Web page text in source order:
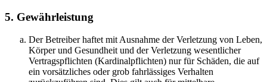
5. Gewährleistung
Der Betreiber haftet mit Ausnahme der Verletzung von Leben,
Körper und Gesundheit und der Verletzung wesentlicher
Vertragspflichten (Kardinalpflichten) nur für Schäden, die auf
ein vorsätzliches oder grob fahrlässiges Verhalten